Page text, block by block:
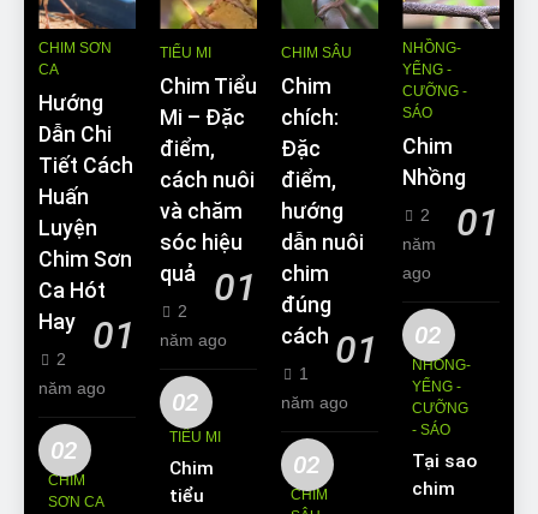
CHIM SƠN
CA
Hướng
Dẫn Chi
Tiết Cách
Huấn
Luyện
Chim Sơn
Ca Hót
Hay
01
2
năm ago
02
CHIM
SƠN CA
TIỂU MI
Chim Tiểu
Mi – Đặc
điểm,
cách nuôi
và chăm
sóc hiệu
quả
01
2
năm ago
02
TIỂU MI
Chim
tiểu mi
CHIM SÂU
Chim
chích:
Đặc
điểm,
hướng
dẫn nuôi
chim
đúng
cách 01
1
năm ago
02
CHIM
NHỒNG-
YỂNG -
CƯỠNG -
SÁO
Chim
Nhồng
01
2
năm
ago
02
NHỒNG-
YỂNG -
CƯỠNG
- SÁO
Tại sao
chim